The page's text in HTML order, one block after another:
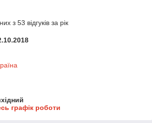
з 53 відгуків за рік
графік роботи